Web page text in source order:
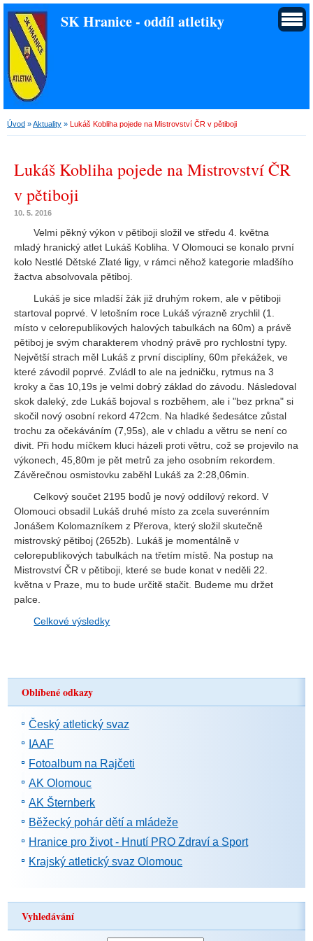
SK Hranice - oddíl atletiky
Úvod »Aktuality » Lukáš Kobliha pojede na Mistrovství ČR v pětiboji
Lukáš Kobliha pojede na Mistrovství ČR
v pětiboji
10. 5. 2016
Velmi pěkný výkon v pětiboji složil ve středu 4. května
mladý hranický atlet Lukáš Kobliha. V Olomouci se konalo první
kolo Nestlé Dětské Zlaté ligy, v rámci něhož kategorie mladšího
žactva absolvovala pětiboj.
Lukáš je sice mladší žák již druhým rokem, ale v pětiboji
startoval poprvé. V letošním roce Lukáš výrazně zrychlil (1.
místo v celorepublikových halových tabulkách na 60m) a právě
pětiboj je svým charakterem vhodný právě pro rychlostní typy.
Největší strach měl Lukáš z první disciplíny, 60m překážek, ve
které závodil poprvé. Zvládl to ale na jedničku, rytmus na 3
kroky a čas 10,19s je velmi dobrý základ do závodu. Následoval
skok daleký, zde Lukáš bojoval s rozběhem, ale i "bez prkna" si
skočil nový osobní rekord 472cm. Na hladké šedesátce zůstal
trochu za očekáváním (7,95s), ale v chladu a větru se není co
divit. Při hodu míčkem kluci házeli proti větru, což se projevilo na
výkonech, 45,80m je pět metrů za jeho osobním rekordem.
Závěrečnou osmistovku zaběhl Lukáš za 2:28,06min.
Celkový součet 2195 bodů je nový oddílový rekord. V
Olomouci obsadil Lukáš druhé místo za zcela suverénním
Jonášem Kolomazníkem z Přerova, který složil skutečně
mistrovský pětiboj (2652b). Lukáš je momentálně v
celorepublikových tabulkách na třetím místě. Na postup na
Mistrovství ČR v pětiboji, které se bude konat v neděli 22.
května v Praze, mu to bude určitě stačit. Budeme mu držet
palce.
Celkové výsledky
Oblíbené odkazy
Český atletický svaz
IAAF
Fotoalbum na Rajčeti
AK Olomouc
AK Šternberk
Běžecký pohár dětí a mládeže
Hranice pro život - Hnutí PRO Zdraví a Sport
Krajský atletický svaz Olomouc
Vyhledávání